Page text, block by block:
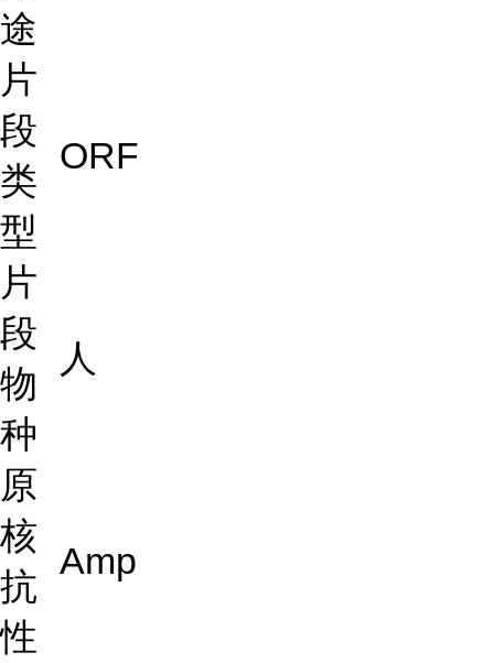
途
片
段
类
型
ORF
片
段
物
种
人
原
核
抗
性
Amp